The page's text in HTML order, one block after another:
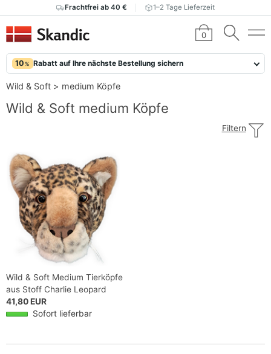
Frachtfrei ab 40 € 1–2 Tage Lieferzeit
0
10 % Rabatt auf Ihre nächste Bestellung sichern
Wild & Soft > medium Köpfe
Wild & Soft medium Köpfe
Filtern
Wild & Soft Medium Tierköpfe
aus Stoff Charlie Leopard
41,80 EUR
Sofort lieferbar